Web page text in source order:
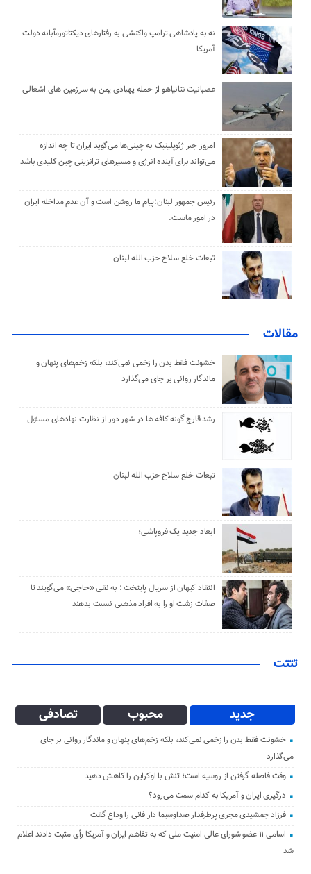
نه به پادشاهی ترامپ واکنشی به رفتارهای دیکتاتورمآبانه دولت
آمریکا
عصبانیت نتانیاهو از حمله پهبادی یمن به سرزمین های اشغالی
امروز جبر ژئوپلیتیک به چینی‌ها می‌گوید ایران تا چه اندازه
می‌تواند برای آینده انرژی و مسیرهای ترانزیتی چین کلیدی باشد
رئیس جمهور لبنان:پیام ما روشن است و آن عدم مداخله ایران
در امور ماست.
تبعات خلع سلاح حزب الله لبنان
مقالات
خشونت فقط بدن را زخمی نمی‌کند، بلکه زخم‌های پنهان و
ماندگار روانی بر جای می‌گذارد
رشد قارچ گونه کافه ها در شهر دور از نظارت نهادهای مسئول
تبعات خلع سلاح حزب الله لبنان
ابعاد جدید یک فروپاشی؛
انتقاد کیهان از سریال پایتخت : به نقی «حاجی» می‌گویند تا
صفات زشت او را به افراد مذهبی نسبت بدهند
تتتت
جدید محبوب تصادفی
خشونت فقط بدن را زخمی نمی‌کند، بلکه زخم‌های پنهان و ماندگار روانی بر جای
می‌گذارد
وقت فاصله گرفتن از روسیه است؛ تنش با اوکراین را کاهش دهید
درگیری ایران و آمریکا به کدام سمت می‌رود؟
فرزاد جمشیدی مجری پرطرفدار صداوسیما دار فانی را وداع گفت
اسامی ۱۱ عضو شورای عالی امنیت ملی که به تفاهم ایران و آمریکا رأی مثبت دادند اعلام
شد